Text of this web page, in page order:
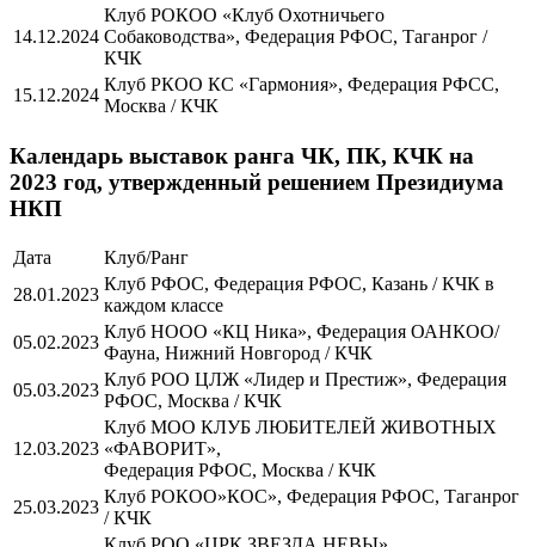
14.12.2024
Клуб РОКОО «Клуб Охотничьего
Собаководства», Федерация РФОС, Таганрог /
КЧК
15.12.2024
Клуб РКОО КС «Гармония», Федерация РФСС,
Москва / КЧК
Календарь выставок ранга ЧК, ПК, КЧК на
2023 год, утвержденный решением Президиума
НКП
Дата
Клуб/Ранг
28.01.2023
Клуб РФОС, Федерация РФОС, Казань / КЧК в
каждом классе
05.02.2023
Клуб НООО «КЦ Ника», Федерация ОАНКОО/
Фауна, Нижний Новгород / КЧК
05.03.2023
Клуб РОО ЦЛЖ «Лидер и Престиж», Федерация
РФОС, Москва / КЧК
12.03.2023
Клуб МОО КЛУБ ЛЮБИТЕЛЕЙ ЖИВОТНЫХ
«ФАВОРИТ»,
Федерация РФОС, Москва / КЧК
25.03.2023
Клуб РОКОО»КОС», Федерация РФОС, Таганрог
/ КЧК